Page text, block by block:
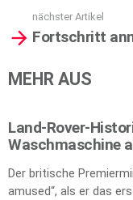
nächster Artikel
Fortschritt
MEHR AUS
Land-Rover-
Waschmaschine
Der britische
amused“, als er das